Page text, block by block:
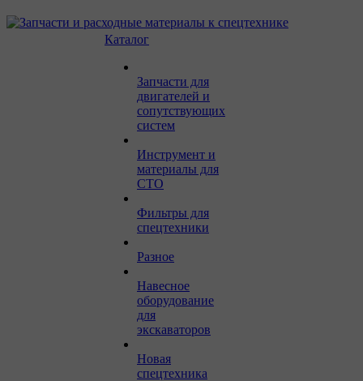
Каталог
Запчасти для
двигателей и
сопутствующих
систем
Инструмент и
материалы для
СТО
Фильтры для
спецтехники
Разное
Навесное
оборудование
для
экскаваторов
Новая
спецтехника